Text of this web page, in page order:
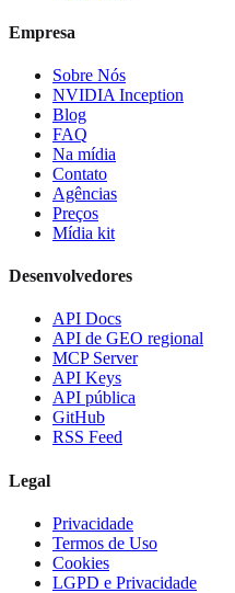
Empresa
Sobre Nós
NVIDIA Inception
Blog
FAQ
Na mídia
Contato
Agências
Preços
Mídia kit
Desenvolvedores
API Docs
API de GEO regional
MCP Server
API Keys
API pública
GitHub
RSS Feed
Legal
Privacidade
Termos de Uso
Cookies
LGPD e Privacidade